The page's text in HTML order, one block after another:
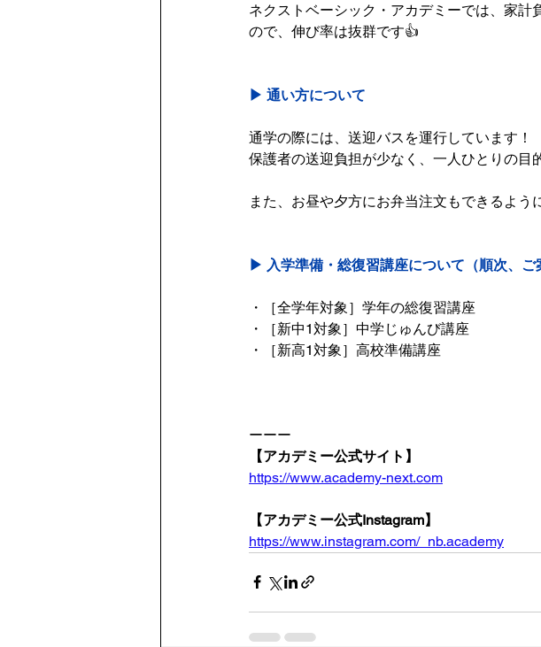
ネクストベーシック・アカデミーでは、家
ので、伸び率は抜群です👍
▶︎ 通い方について
通学の際には、送迎バスを運行しています！
保護者の送迎負担が少なく、一人ひとりの
また、お昼や夕方にお弁当注文もできるよ
▶︎ 入学準備・総復習講座について（順次、ご
・［全学年対象］学年の総復習講座
・［新中1対象］中学じゅんび講座
・［新高1対象］高校準備講座
ーーー
【アカデミー公式サイト】
https://www.academy-next.com
【アカデミー公式Instagram】
https://www.instagram.com/_nb.academy